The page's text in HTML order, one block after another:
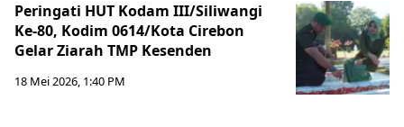
Peringati HUT Kodam III/Siliwangi
Ke-80, Kodim 0614/Kota Cirebon
Gelar Ziarah TMP Kesenden
18 Mei 2026, 1:40 PM